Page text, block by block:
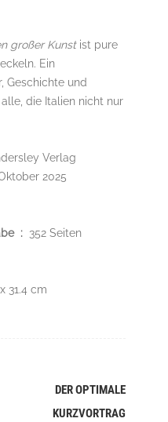
großer Kunstist pure
Ein
Geschichte und
die Italien nicht nur
Verlag
2025
Seitenzahl der Print-Ausgabe ‏ : ‎ 352 Seiten
31.4 cm
DER OPTIMALE
KURZVORTRAG